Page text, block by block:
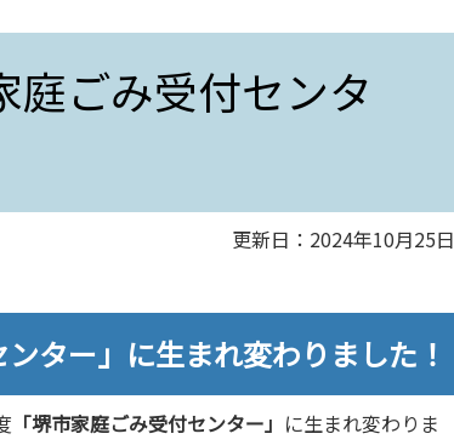
庭ごみ受付センタ
更新日：2024年10月25日
ター」に生まれ変わりました！
「堺市家庭ごみ受付センター」 に生まれ変わりま